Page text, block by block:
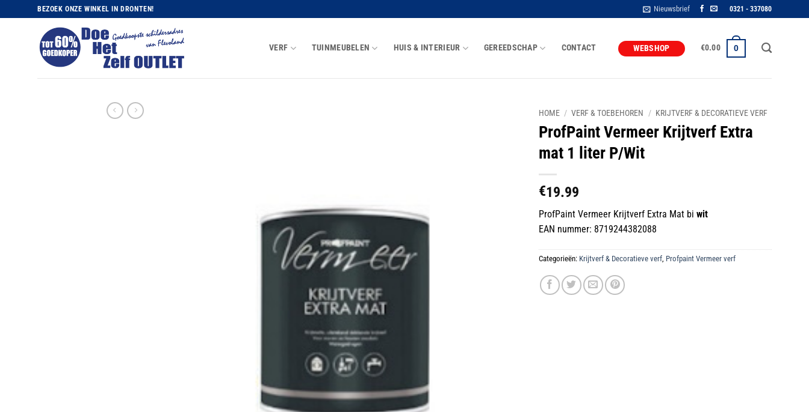
naar
BEZOEK ONZE WINKEL IN DRONTEN! Nieuwsbrief 0321 - 337080
VERF TUINMEUBELEN HUIS & INTERIEUR GEREEDSCHAP CONTACT WEBSHOP €0.00 0
HOME / VERF & TOEBEHOREN / KRIJTVERF & DECORATIEVE VERF
ProfPaint Vermeer Krijtverf Extra
mat 1 liter P/Wit
€19.99
ProfPaint Vermeer Krijtverf Extra Mat biwit
EAN nummer: 8719244382088
Categorieën: Krijtverf & Decoratieve verf Profpaint Vermeer verf